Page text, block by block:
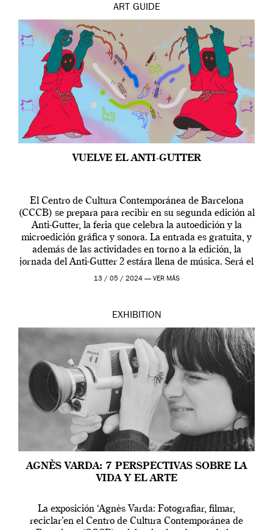
ART GUIDE
VUELVE EL ANTI-GUTTER
El Centro de Cultura Contemporánea de Barcelona
(CCCB) se prepara para recibir en su segunda edición al
Anti-Gutter, la feria que celebra la autoedición y la
microedición gráfica y sonora. La entrada es gratuita, y
además de las actividades en torno a la edición, la
jornada del Anti-Gutter 2 estára llena de música. Será el
[…]
13 / 05 / 2024 — VER MÁS
EXHIBITION
AGNÈS VARDA: 7 PERSPECTIVAS SOBRE LA
VIDA Y EL ARTE
La exposición ‘Agnès Varda: Fotografiar, filmar,
reciclar’en el Centro de Cultura Contemporánea de